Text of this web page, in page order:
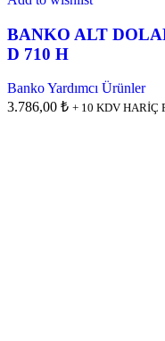
BANKO ALT
D 710 H
Banko Yardımcı Ürünler
3.786,00 ₺ + 10 KDV HARİÇ